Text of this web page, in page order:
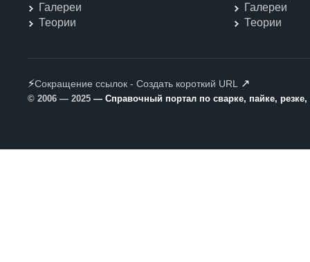
Галереи
Теории
Галереи
Теории
⚡Сокращение ссылок - Создать короткий URL ↗
© 2006 — 2025 — Справочный портал по сварке, пайке,